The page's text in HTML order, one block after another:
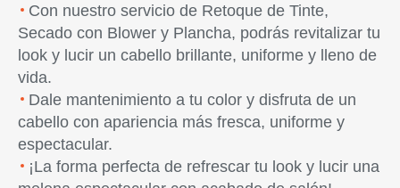
Con nuestro servicio de Retoque de Tinte,
Secado con Blower y Plancha, podrás revitalizar tu
look y lucir un cabello brillante, uniforme y lleno de
vida.
Dale mantenimiento a tu color y disfruta de un
cabello con apariencia más fresca, uniforme y
espectacular.
¡La forma perfecta de refrescar tu look y lucir una